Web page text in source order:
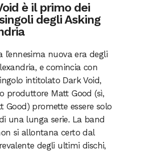
è il primo dei
degli Asking
l’ennesima nuova era degli
e comincia con
intitolato Dark Void,
produttore Matt Good (sì,
Good) promette essere solo
una lunga serie. La band
si allontana certo dal
degli ultimi dischi,